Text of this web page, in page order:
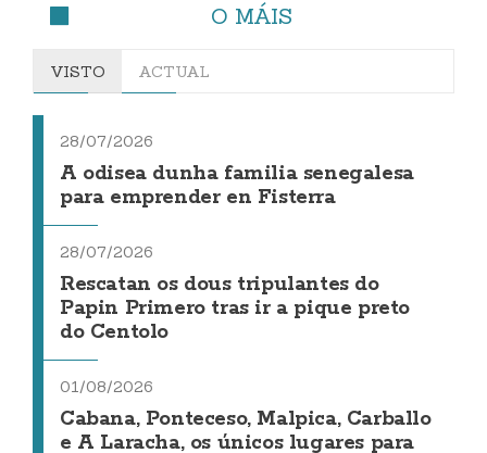
O MÁIS
VISTO ACTUAL
28/07/2026
A odisea dunha familia senegalesa
para emprender en Fisterra
28/07/2026
Rescatan os dous tripulantes do
Papin Primero tras ir a pique preto
do Centolo
01/08/2026
Cabana, Ponteceso, Malpica, Carballo
e A Laracha, os únicos lugares para